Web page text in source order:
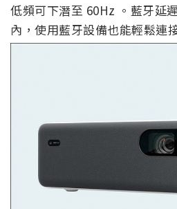
低頻可下潛至 60Hz 。藍牙延
內，使用藍牙設備也能輕鬆連